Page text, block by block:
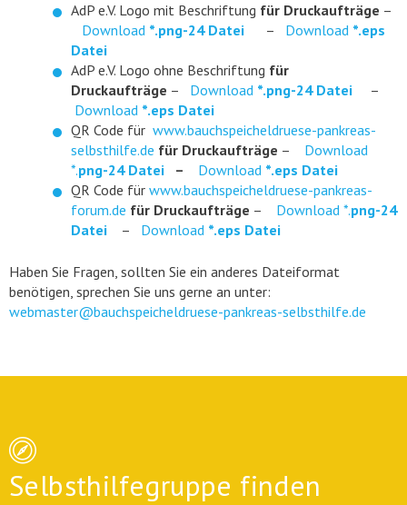
AdP e.V. Logo mit Beschriftung für Druckaufträge –
Download *.png-24 Datei – Download *.eps
Datei
AdP e.V. Logo ohne Beschriftung für
Druckaufträge – Download *.png-24 Datei –
Download *.eps Datei
QR Code für www.bauchspeicheldruese-pankreas-
selbsthilfe.de für Druckaufträge –
Download
*.png-24 Datei – Download *.eps Datei
QR Code für www.bauchspeicheldruese-pankreas-
forum.de für Druckaufträge – Download *.png-24
Datei – Download *.eps Datei
Haben Sie Fragen, sollten Sie ein anderes Dateiformat
benötigen, sprechen Sie uns gerne an unter:
webmaster@bauchspeicheldruese-pankreas-selbsthilfe.de
Selbsthilfegruppe finden